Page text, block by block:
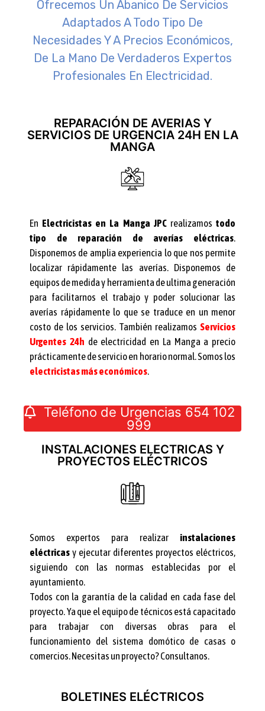
Ofrecemos Un Abanico De Servicios
Adaptados A Todo Tipo De
Necesidades Y A Precios Económicos,
De La Mano De Verdaderos Expertos
Profesionales En Electricidad.
REPARACIÓN DE AVERIAS Y
SERVICIOS DE URGENCIA 24H EN LA
MANGA
En Electricistas en La Manga JPCrealizamostodo
tipo de reparación de averías eléctricas.
Disponemos de amplia experiencia lo que nos permite
localizar rápidamente las averías. Disponemos de
equipos de medida y herramienta de ultima generación
para facilitarnos el trabajo y poder solucionar las
averías rápidamente lo que se traduce en un menor
costo de los servicios. También realizamos Servicios
Urgentes 24h de electricidad en La Manga a precio
prácticamente de servicio en horario normal. Somos los
electricistas más económicos.
Teléfono de Urgencias 654 102
999
INSTALACIONES ELECTRICAS Y
PROYECTOS ELÉCTRICOS
Somos expertos para realizar instalaciones
eléctricas y ejecutar diferentes proyectos eléctricos,
siguiendo con las normas establecidas por el
ayuntamiento.
Todos con la garantía de la calidad en cada fase del
proyecto. Ya que el equipo de técnicos está capacitado
para trabajar con diversas obras para el
funcionamiento del sistema domótico de casas o
comercios. Necesitas un proyecto? Consultanos.
BOLETINES ELÉCTRICOS